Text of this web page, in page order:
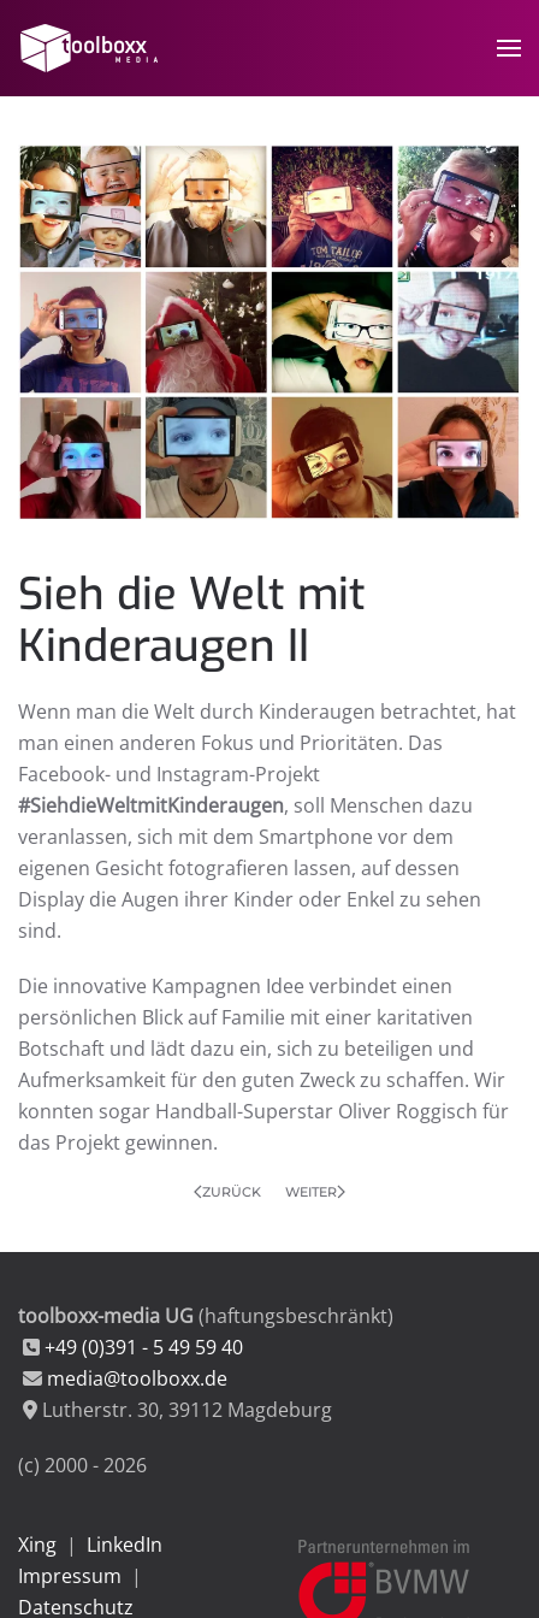
Sieh die Welt mit
Kinderaugen II
Wenn man die Welt durch Kinderaugen betrachtet, hat
man einen anderen Fokus und Prioritäten. Das
Facebook- und Instagram-Projekt
#SiehdieWeltmitKinderaugen, soll Menschen dazu
veranlassen, sich mit dem Smartphone vor dem
eigenen Gesicht fotografieren lassen, auf dessen
Display die Augen ihrer Kinder oder Enkel zu sehen
sind.
Die innovative Kampagnen Idee verbindet einen
persönlichen Blick auf Familie mit einer karitativen
Botschaft und lädt dazu ein, sich zu beteiligen und
Aufmerksamkeit für den guten Zweck zu schaffen. Wir
konnten sogar Handball-Superstar Oliver Roggisch für
das Projekt gewinnen.
ZURÜCK WEITER
toolboxx-media UG (haftungsbeschränkt)
+49 (0)391 - 5 49 59 40
media@toolboxx.de
Lutherstr. 30, 39112 Magdeburg
(c) 2000 -2026
Xing | LinkedIn
Impressum |
Datenschutz